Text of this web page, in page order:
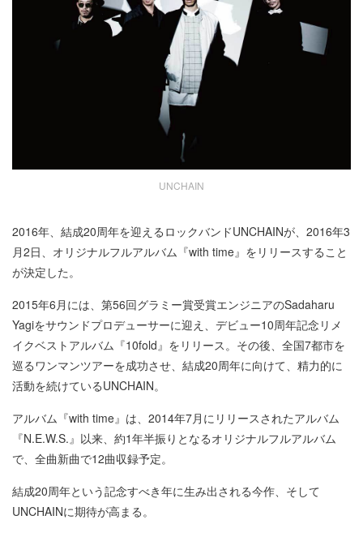
UNCHAIN
2016年、結成20周年を迎えるロックバンドUNCHAINが、2016年3
月2日、オリジナルフルアルバム『with time』をリリースすること
が決定した。
2015年6月には、第56回グラミー賞受賞エンジニアのSadaharu
Yagiをサウンドプロデューサーに迎え、デビュー10周年記念リメ
イクベストアルバム『10fold』をリリース。その後、全国7都市を
巡るワンマンツアーを成功させ、結成20周年に向けて、精力的に
活動を続けているUNCHAIN。
アルバム『with time』は、2014年7月にリリースされたアルバム
『N.E.W.S.』以来、約1年半振りとなるオリジナルフルアルバム
で、全曲新曲で12曲収録予定。
結成20周年という記念すべき年に生み出される今作、そして
UNCHAINに期待が高まる。